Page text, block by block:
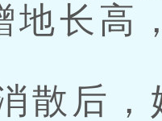
地长高
后，